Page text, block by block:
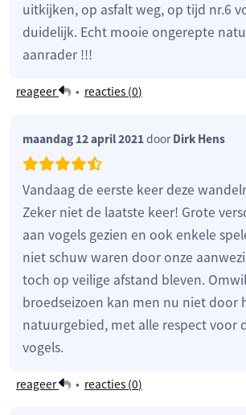
uitkijken, op asfalt weg, op tijd nr.6
duidelijk. Echt mooie ongerepte
aanrader !!!
reageer • reacties (0)
maandag 12 april 2021doorDirk Hens
Vandaag de eerste keer deze
Zeker niet de laatste keer! Grote
aan vogels gezien en ook enkele
niet schuw waren door onze
toch op veilige afstand bleven.
broedseizoen kan men nu niet door
natuurgebied, met alle respect voor
vogels.
reageer • reacties (0)